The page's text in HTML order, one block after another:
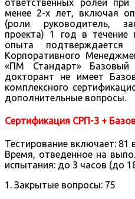
менее 2-х лет, включая
(роли руководитель,
проекта) 1 год в течение
опыта подтверждается
Корпоративного
«ПМ Стандарт» Базовый
докторант не имеет
комплексного
дополнительные вопросы.
Сертификация СРП-3 +
Тестирование включает: 81
Время, отведенное на
испытания: до 3 часов (до
1. Закрытые вопросы: 75